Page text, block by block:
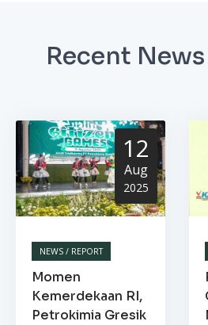
Recent
12
Aug
2025
NEWS / REPORT
Momen
Kemerdekaan RI,
Petrokimia Gresik